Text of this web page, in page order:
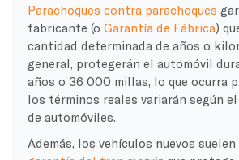
Parachoques contra parachoques
fabricante (o Garantía de Fábrica)
cantidad determinada de años o
general, protegerán el automóvil
años o 36 000 millas, lo que ocurra
los términos reales variarán según
de automóviles.
Además, los vehículos nuevos